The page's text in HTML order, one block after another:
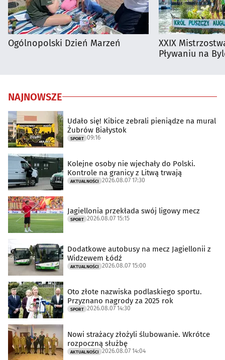
Ogólnopolski Dzień Marzeń
XXIX
Pływaniu na
NAJNOWSZE
Udało się! Kibice zebrali pieniądze na mural
Żubrów Białystok
SPORT 09:16
Kolejne osoby nie wjechały do Polski.
Kontrole na granicy z Litwą trwają
AKTUALNOŚCI 2026.08.07 17:30
Jagiellonia przekłada swój ligowy mecz
SPORT 2026.08.07 15:15
Dodatkowe autobusy na mecz Jagiellonii z
Widzewem Łódź
AKTUALNOŚCI 2026.08.07 15:00
Oto złote nazwiska podlaskiego sportu.
Przyznano nagrody za 2025 rok
SPORT 2026.08.07 14:30
Nowi strażacy złożyli ślubowanie. Wkrótce
rozpoczną służbę
AKTUALNOŚCI 2026.08.07 14:04